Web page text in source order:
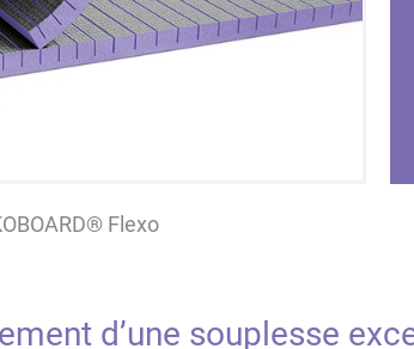
Flexo
d’une souplesse